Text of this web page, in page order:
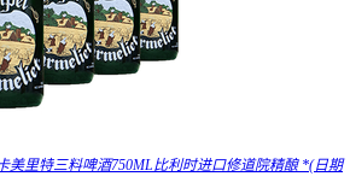
美里特三料啤酒750ML比利时进口修道院精酿 *(日期